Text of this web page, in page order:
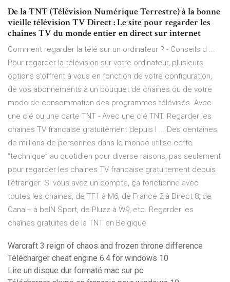
De la TNT (Télévision Numérique Terrestre) à la bonne
vieille télévision TV Direct : Le site pour regarder les
chaines TV du monde entier en direct sur internet
Comment regarder la télé sur un ordinateur ? - Conseils d ...
Pour regarder la télévision sur votre ordinateur, plusieurs
options s'offrent à vous en fonction de votre configuration,
de vos abonnements à un bouquet de chaines ou de votre
mode de consommation des programmes télévisés. Avec
une clé ou une carte TNT - Avec une clé TNT. Regarder les
chaines TV francaise gratuitement depuis l ... Des centaines
de millions de personnes dans le monde utilise cette
“technique” au quotidien pour diverse raisons, pas seulement
pour regarder les chaines TV francaise gratuitement depuis
l’étranger. Si vous avez un compte, ça fonctionne avec
toutes les chaines, de TF1 à M6, de France 2 à Direct 8, de
Canal+ à beIN Sport, de Pluzz à W9, etc. Regarder les
chaînes gratuites de la TNT en Belgique
Warcraft 3 reign of chaos and frozen throne difference
Télécharger cheat engine 6.4 for windows 10
Lire un disque dur formaté mac sur pc